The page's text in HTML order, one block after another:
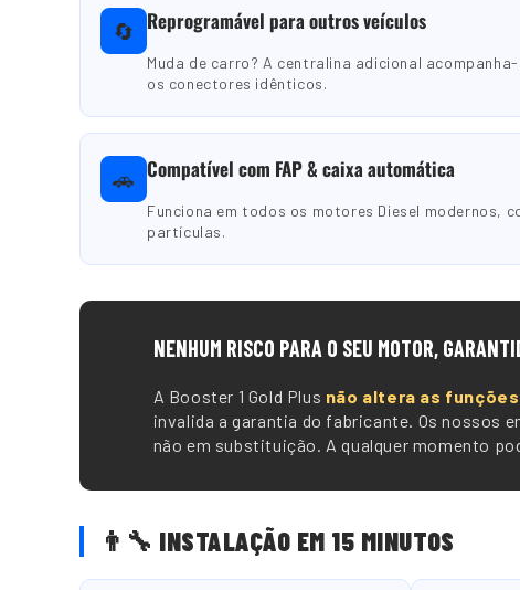
🔄 Reprogramável para outros veículos
Muda de carro? A centralina adicional
os conectores idênticos.
🚗 Compatível com FAP & caixa automática
Funciona em todos os motores Diesel modernos,
partículas.
NENHUM RISCO PARA O SEU MOTOR,
A Booster 1 Gold Plus não altera as
invalida a garantia do fabricante. Os nossos
não em substituição. A qualquer momento
👨🔧 INSTALAÇÃO EM 15 MINUTOS